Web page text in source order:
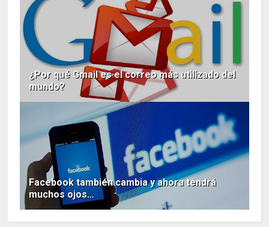
¿Por qué Gmail es el correo más utilizado del
mundo?
Facebook también cambia y ahora tendrá
muchos ojos…